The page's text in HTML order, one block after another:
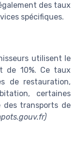
des taux
spécifiques.
utilisent le
de 10%. Ce taux
de restauration,
certaines
transports de